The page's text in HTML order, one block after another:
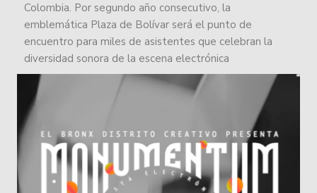
Colombia. Por segundo año consecutivo, la
emblemática Plaza de Bolívar será el punto de
encuentro para miles de asistentes que celebran la
diversidad sonora de la escena electrónica